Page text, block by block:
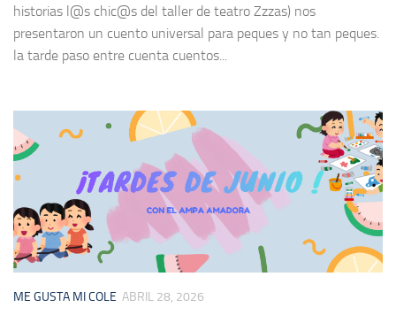
historias l@s chic@s del taller de teatro Zzzas) nos
presentaron un cuento universal para peques y no tan peques.
la tarde paso entre cuenta cuentos...
ME GUSTA MI COLE ABRIL 28, 2026